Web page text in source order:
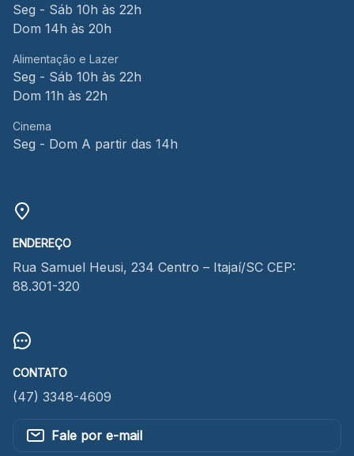
Seg - Sáb 10h às 22h
Dom 14h às 20h
Alimentação e Lazer
Seg - Sáb 10h às 22h
Dom 11h às 22h
Cinema
Seg - Dom A partir das 14h
ENDEREÇO
Rua Samuel Heusi, 234 Centro – Itajaí/SC CEP:
88.301-320
CONTATO
(47) 3348-4609
Fale por e-mail